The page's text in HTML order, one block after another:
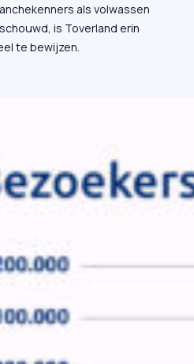
als volwassen
is Toverland erin
te bewijzen.